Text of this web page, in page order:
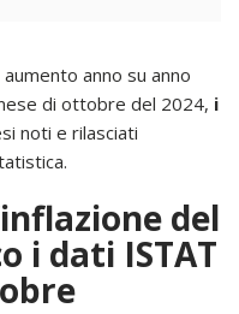
anno su anno
di ottobre del 2024, i
noti e rilasciati
del
i dati ISTAT